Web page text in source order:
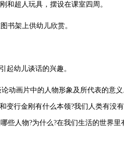
超人玩具，摆设在课室四周。
架上供幼儿欣赏。
幼儿谈话的兴趣。
画片中的人物形象及所代表的意义
变行金刚有什么本领?我们人类有没
些人物?为什么?在我们生活的世界里